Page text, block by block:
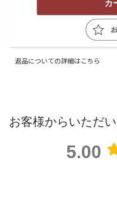
返品についての詳細はこちら
お客様からいただ
5.00